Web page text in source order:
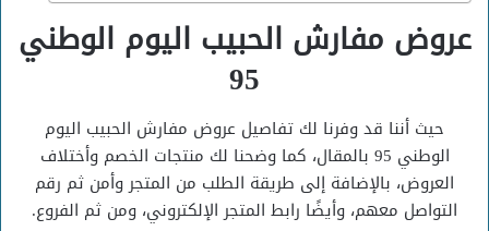
عروض مفارش الحبيب اليوم الوطني
95
حيث أننا قد وفرنا لك تفاصيل عروض مفارش الحبيب اليوم
الوطني 95 بالمقال، كما وضحنا لك منتجات الخصم وأختلاف
العروض، بالإضافة إلى طريقة الطلب من المتجر وأمن ثم رقم
التواصل معهم، وأيضًا رابط المتجر الإلكتروني، ومن ثم الفروع.